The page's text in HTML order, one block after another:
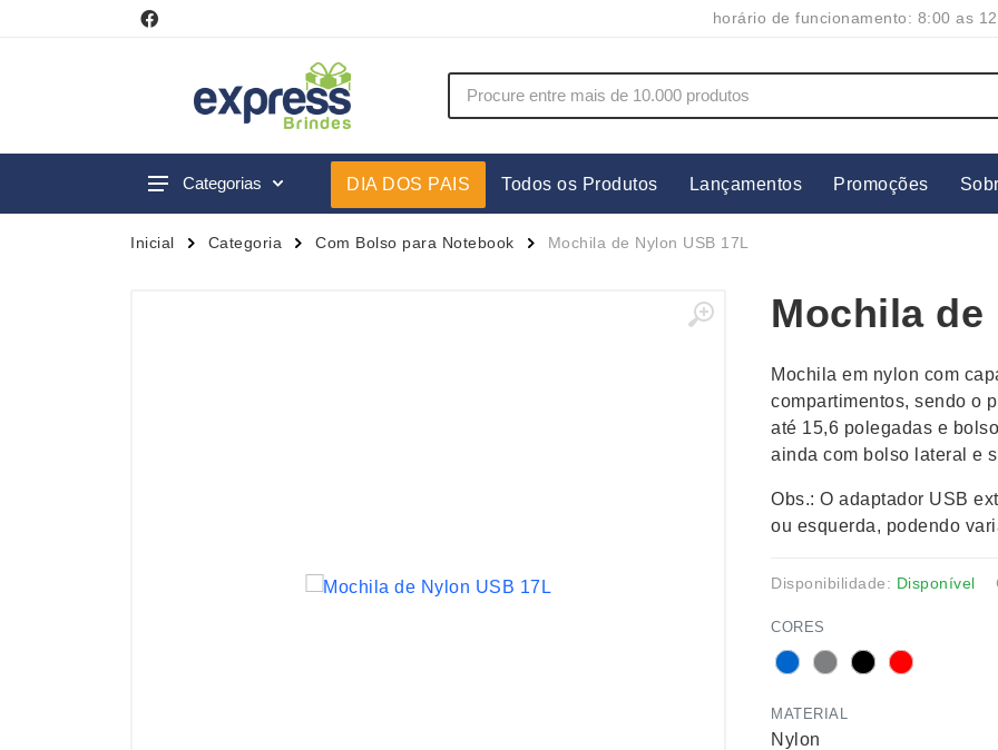
horário de funcionamento: 8:00 as
Categorias
Acessórios p/ Celular
Canecas
Copos
Cuidados Pessoais
Esporte e Jogos
Fones de
Kit
Kit Queijo
DIA DOS PAIS Todos os Produtos Lançamentos Promoções
Inicial Categoria Com Bolso para Notebook Mochila de Nylon USB 17L
Mochila de
Mochila em nylon com
compartimentos, sendo o
até 15,6 polegadas e
ainda com bolso lateral e
Obs.: O adaptador USB
ou esquerda, podendo
Disponibilidade: Disponível
CORES
MATERIAL
Nylon